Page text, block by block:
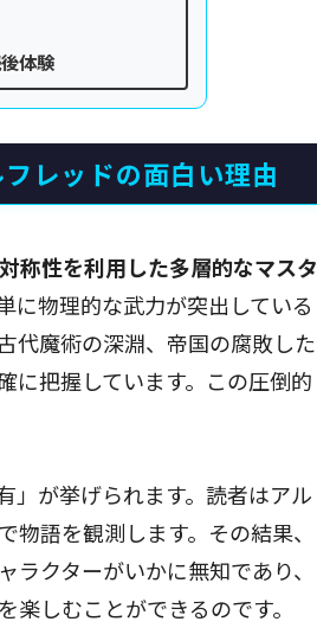
体験
レッドの面白い理由
対称性を利用した多層的なマスタ
に物理的な武力が突出している
代魔術の深淵、帝国の腐敗した
に把握しています。この圧倒的
」が挙げられます。読者はアル
語を観測します。その結果、
ラクターがいかに無知であり、
しむことができるのです。